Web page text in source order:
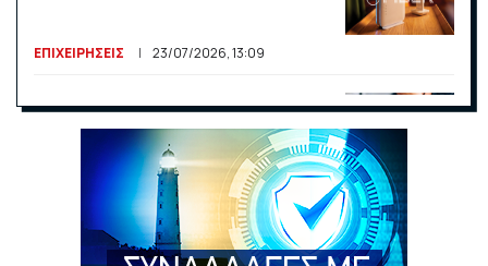
ΕΠΙΧΕΙΡΗΣΕΙΣ 23/07/2026, 13:09
«Η ακρίβεια «γονατίζει» την κοινωνία -
23/07/2026, 12:50
Aktor: Δεν θα γίνουν δεκτές
προσφορές κάτω των 11,25 ευρώ στην